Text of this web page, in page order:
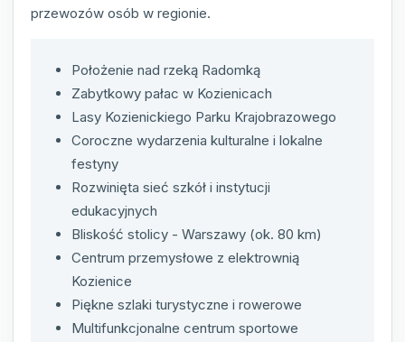
przewozów osób w regionie.
Położenie nad rzeką Radomką
Zabytkowy pałac w Kozienicach
Lasy Kozienickiego Parku Krajobrazowego
Coroczne wydarzenia kulturalne i lokalne
festyny
Rozwinięta sieć szkół i instytucji
edukacyjnych
Bliskość stolicy - Warszawy (ok. 80 km)
Centrum przemysłowe z elektrownią
Kozienice
Piękne szlaki turystyczne i rowerowe
Multifunkcjonalne centrum sportowe